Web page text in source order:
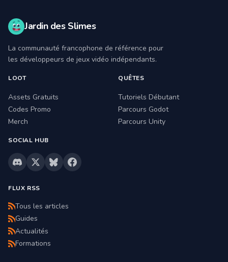
Jardin des Slimes
La communauté francophone de référence pour
les développeurs de jeux vidéo indépendants.
LOOT
Assets Gratuits
Codes Promo
Merch
QUÊTES
Tutoriels Débutant
Parcours Godot
Parcours Unity
SOCIAL HUB
FLUX RSS
Tous les articles
Guides
Actualités
Formations